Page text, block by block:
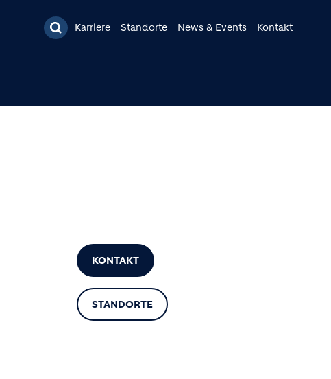
Karriere Standorte News & Events Kontakt
KONTAKT
STANDORTE